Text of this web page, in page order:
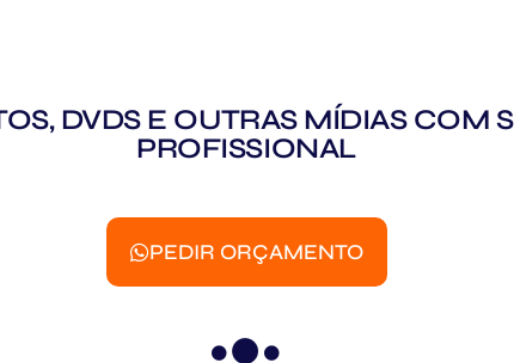
DVDS E OUTRAS MÍDIAS COM
PROFISSIONAL
PEDIR ORÇAMENTO